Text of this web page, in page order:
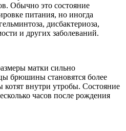
Обычно это состояние
питания, но иногда
дисбактериоза,
и других заболеваний.
матки сильно
брюшины становятся более
внутри утробы. Состояние
часов после рождения